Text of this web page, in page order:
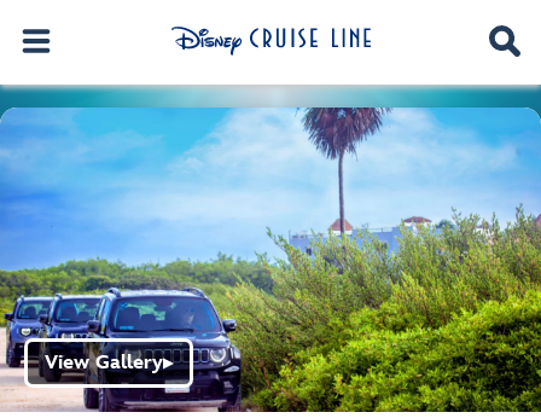
View Gallery▶